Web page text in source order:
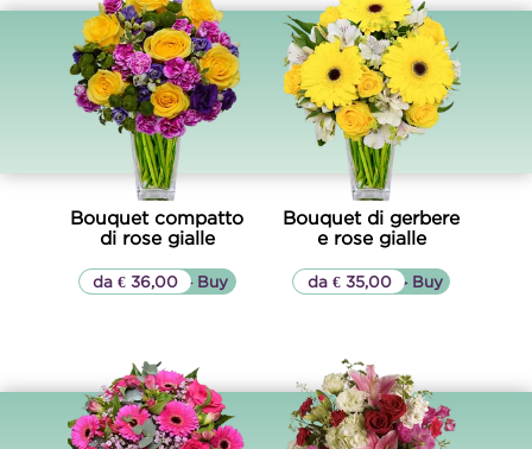
Bouquet compatto
di rose gialle
▷▷ Buy
da € 36,00
Bouquet di gerbere
e rose gialle
▷▷ Buy
da € 35,00